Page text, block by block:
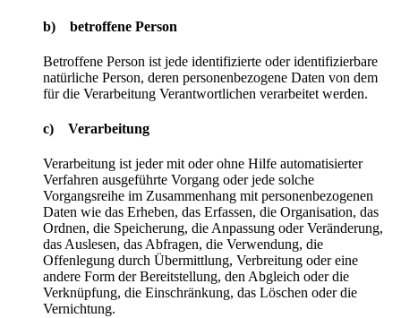
b) betroffene Person
Betroffene Person ist jede identifizierte oder identifizierbare
natürliche Person, deren personenbezogene Daten von dem
für die Verarbeitung Verantwortlichen verarbeitet werden.
c) Verarbeitung
Verarbeitung ist jeder mit oder ohne Hilfe automatisierter
Verfahren ausgeführte Vorgang oder jede solche
Vorgangsreihe im Zusammenhang mit personenbezogenen
Daten wie das Erheben, das Erfassen, die Organisation, das
Ordnen, die Speicherung, die Anpassung oder Veränderung,
das Auslesen, das Abfragen, die Verwendung, die
Offenlegung durch Übermittlung, Verbreitung oder eine
andere Form der Bereitstellung, den Abgleich oder die
Verknüpfung, die Einschränkung, das Löschen oder die
Vernichtung.